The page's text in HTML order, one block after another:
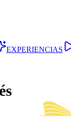
EXPERIENCIAS